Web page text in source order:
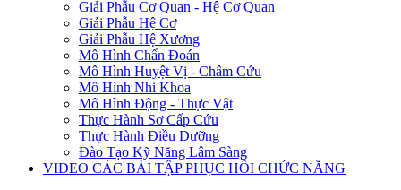
Giải Phẫu Cơ Quan - Hệ Cơ Quan
Giải Phẫu Hệ Cơ
Giải Phẫu Hệ Xương
Mô Hình Chẩn Đoán
Mô Hình Huyệt Vị - Châm Cứu
Mô Hình Nhi Khoa
Mô Hình Động - Thực Vật
Thực Hành Sơ Cấp Cứu
Thực Hành Điều Dưỡng
Đào Tạo Kỹ Năng Lâm Sàng
VIDEO CÁC BÀI TẬP PHỤC HỒI CHỨC NĂNG